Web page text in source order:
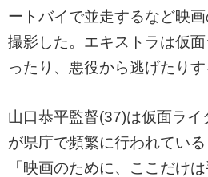
ートバイで並走するなど映
撮影した。エキストラは仮
ったり、悪役から逃げたりす
山口恭平監督(37)は仮面ラ
が県庁で頻繁に行われている
「映画のために、ここだけ